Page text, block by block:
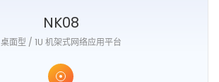
NK08
桌面型 / 1U 机架式网络应用平台